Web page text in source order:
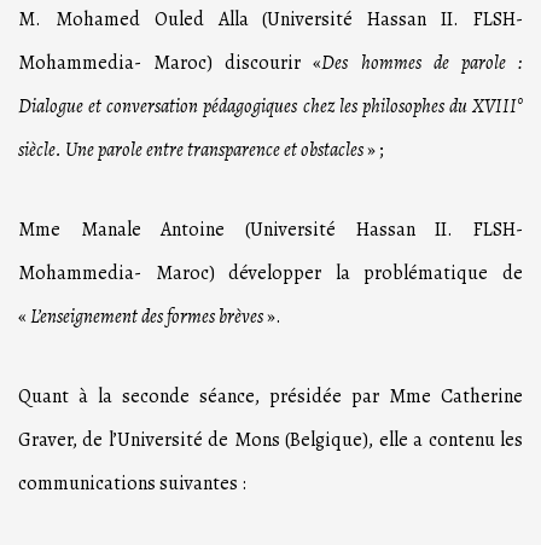
M. Mohamed Ouled Alla (Université Hassan II. FLSH-
Mohammedia- Maroc) discourir «Des hommes de parole :
Dialogue et conversation pédagogiques chez les philosophes du XVIII°
siècle. Une parole entre transparence et obstacles» ;
Mme Manale Antoine (Université Hassan II. FLSH-
Mohammedia- Maroc) développer la problématique de
«L’enseignement des formes brèves».
Quant à la seconde séance, présidée par Mme Catherine
Graver, de l’Université de Mons (Belgique), elle a contenu les
communications suivantes :